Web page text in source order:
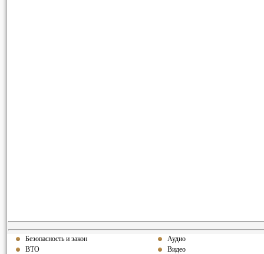
Безопасность и закон
ВТО
Аудио
Видео